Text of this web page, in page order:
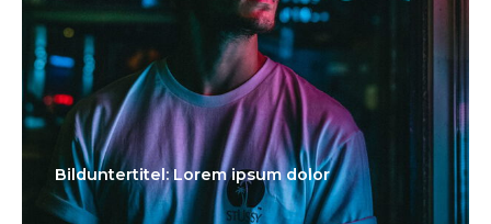
Bilduntertitel: Lorem ipsum dolor